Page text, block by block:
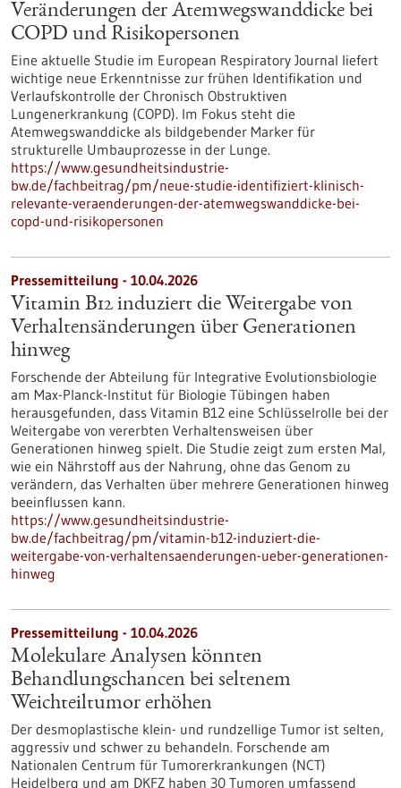
Veränderungen der Atemwegswanddicke bei
COPD und Risikopersonen
Eine aktuelle Studie im European Respiratory Journal liefert
wichtige neue Erkenntnisse zur frühen Identifikation und
Verlaufskontrolle der Chronisch Obstruktiven
Lungenerkrankung (COPD). Im Fokus steht die
Atemwegswanddicke als bildgebender Marker für
strukturelle Umbauprozesse in der Lunge.
https://www.gesundheitsindustrie-
bw.de/fachbeitrag/pm/neue-studie-identifiziert-klinisch-
relevante-veraenderungen-der-atemwegswanddicke-bei-
copd-und-risikopersonen
Pressemitteilung - 10.04.2026
Vitamin B12 induziert die Weitergabe von
Verhaltensänderungen über Generationen
hinweg
Forschende der Abteilung für Integrative Evolutionsbiologie
am Max-Planck-Institut für Biologie Tübingen haben
herausgefunden, dass Vitamin B12 eine Schlüsselrolle bei der
Weitergabe von vererbten Verhaltensweisen über
Generationen hinweg spielt. Die Studie zeigt zum ersten Mal,
wie ein Nährstoff aus der Nahrung, ohne das Genom zu
verändern, das Verhalten über mehrere Generationen hinweg
beeinflussen kann.
https://www.gesundheitsindustrie-
bw.de/fachbeitrag/pm/vitamin-b12-induziert-die-
weitergabe-von-verhaltensaenderungen-ueber-generationen-
hinweg
Pressemitteilung - 10.04.2026
Molekulare Analysen könnten
Behandlungschancen bei seltenem
Weichteiltumor erhöhen
Der desmoplastische klein- und rundzellige Tumor ist selten,
aggressiv und schwer zu behandeln. Forschende am
Nationalen Centrum für Tumorerkrankungen (NCT)
Heidelberg und am DKFZ haben 30 Tumoren umfassend